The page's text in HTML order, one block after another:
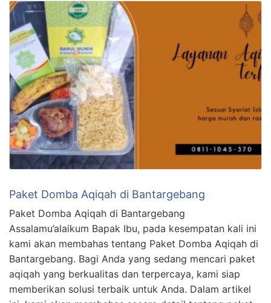
Paket Domba Aqiqah di Bantargebang
Paket Domba Aqiqah di Bantargebang
Assalamu’alaikum Bapak Ibu, pada kesempatan kali ini
kami akan membahas tentang Paket Domba Aqiqah di
Bantargebang. Bagi Anda yang sedang mencari paket
aqiqah yang berkualitas dan terpercaya, kami siap
memberikan solusi terbaik untuk Anda. Dalam artikel